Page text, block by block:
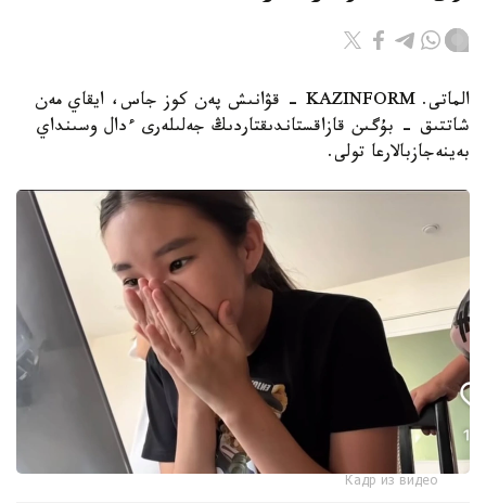
الماتى. KAZINFORM - قۋانىش پەن كوز جاس، ايقاي مەن
شاتتىق - بۇگىن قازاقستاندىقتاردىڭ جەلىلەرى ءدال وسىنداي
بەينەجازبالارعا تولى.
Кадр из видео